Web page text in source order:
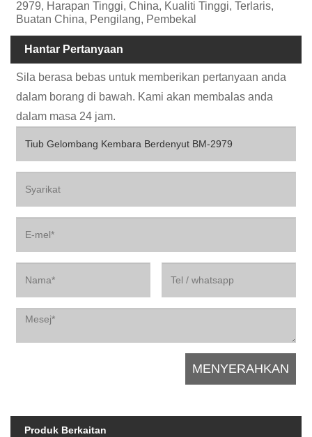
2979, Harapan Tinggi, China, Kualiti Tinggi, Terlaris,
Buatan China, Pengilang, Pembekal
Hantar Pertanyaan
Sila berasa bebas untuk memberikan pertanyaan anda
dalam borang di bawah. Kami akan membalas anda
dalam masa 24 jam.
Produk Berkaitan